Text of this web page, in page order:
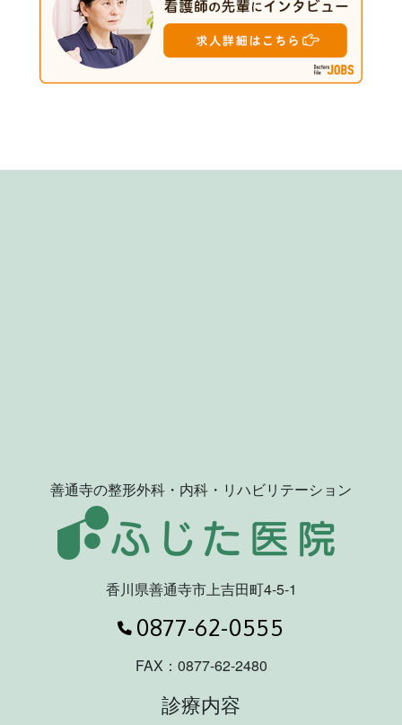
善通寺の整形外科・内科・リハビリテーション
香川県善通寺市上吉田町4-5-1
電話番号
0877-62-0555
FAX：0877-62-2480
診療内容